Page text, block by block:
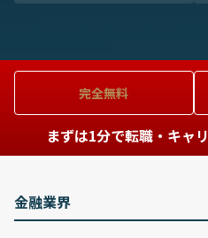
完全無料
まずは1分で転職・キャ
金融業界